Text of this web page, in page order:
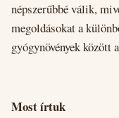
népszerűbbé válik,
megoldásokat a
gyógynövények
Most írtuk